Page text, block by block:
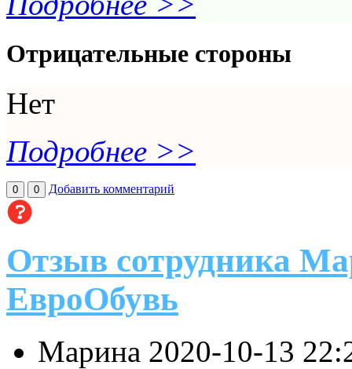
Отрицательные стороны
Нет
Подробнее >>
0 0 Добавить комментарий
Отзыв сотрудника
ЕвроОбувь
Марина 2020-10-13